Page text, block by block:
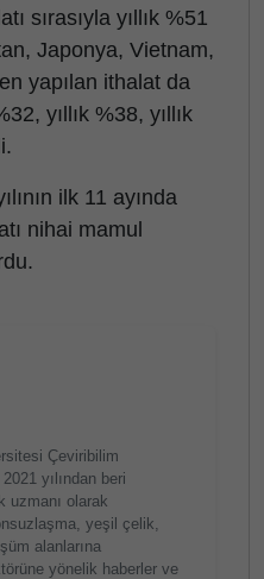
sırasıyla yıllık %51
Japonya, Vietnam,
yapılan ithalat da
yıllık %38, yıllık
ilk 11 ayında
nihai mamul
Çeviribilim
yılından beri
uzmanı olarak
yeşil çelik,
alanlarına
yönelik haberler ve